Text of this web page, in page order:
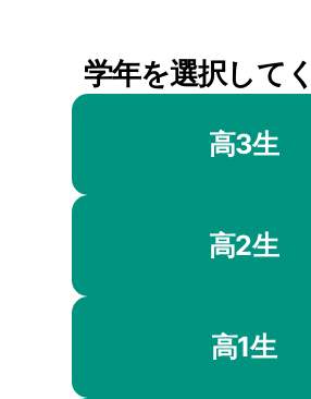
学年を選択して
高3生
高2生
高1生